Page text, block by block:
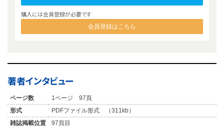
購入には会員登録が必要です
会員登録はこちら
著者インタビュー
ページ数
1ページ 97頁
形式
PDFファイル形式 （311kb）
雑誌掲載位置
97頁目